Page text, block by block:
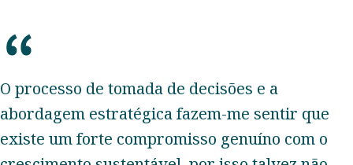
O processo de tomada de decisões e a
abordagem estratégica fazem-me sentir que
existe um forte compromisso genuíno com o